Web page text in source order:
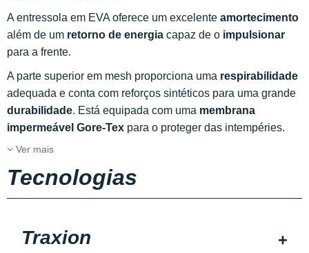
A entressola em EVA oferece um excelente amortecimento
além de um retorno de energia capaz de o impulsionar
para a frente.
A parte superior em mesh proporciona uma respirabilidade
adequada e conta com reforços sintéticos para uma grande
durabilidade. Está equipada com uma membrana
impermeável Gore-Tex para o proteger das intempéries.
Ver mais
Tecnologias
Traxion